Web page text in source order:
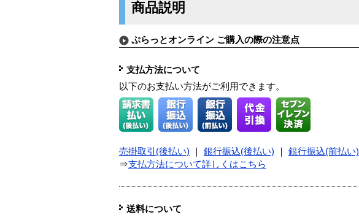
商品説明
ぷらっとオンライン ご購入の際の注意点
支払方法について
以下のお支払い方法がご利用できます。
売掛取引(後払い) 銀行振込(後払い) 銀行振込(前払い)
⇒支払方法について詳しくはこちら
送料について